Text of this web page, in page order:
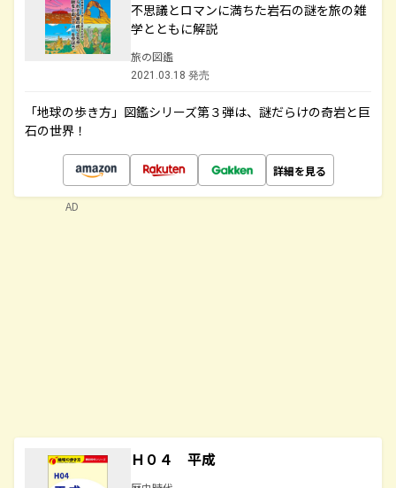
不思議とロマンに満ちた岩石の謎を旅の雑
学とともに解説
旅の図鑑
2021.03.18 発売
「地球の歩き方」図鑑シリーズ第３弾は、謎だらけの奇岩と巨
石の世界！
詳細を見る
Ｈ０４ 平成
AD